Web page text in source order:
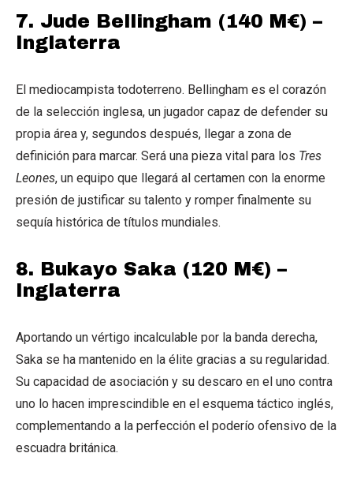
7. Jude Bellingham (140 M€) –
Inglaterra
El mediocampista todoterreno. Bellingham es el corazón
de la selección inglesa, un jugador capaz de defender su
propia área y, segundos después, llegar a zona de
definición para marcar. Será una pieza vital para los Tres
Leones, un equipo que llegará al certamen con la enorme
presión de justificar su talento y romper finalmente su
sequía histórica de títulos mundiales.
8. Bukayo Saka (120 M€) –
Inglaterra
Aportando un vértigo incalculable por la banda derecha,
Saka se ha mantenido en la élite gracias a su regularidad.
Su capacidad de asociación y su descaro en el uno contra
uno lo hacen imprescindible en el esquema táctico inglés,
complementando a la perfección el poderío ofensivo de la
escuadra británica.